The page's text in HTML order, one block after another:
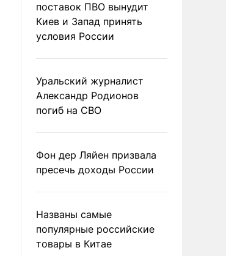
Тигран родился в семье советского режиссера Эдмонда Кеосаяна,
«Неуловимые мстители» и «Когда наступает сентябрь». На фото:
Симоньян на юбилейных чтениях журнала «Русский пионер» в
поставок ПВО вынудит
Киев и Запад принять
условия России
Уральский журналист
Александр Родионов
погиб на СВО
Фон дер Ляйен призвала
пресечь доходы России
Названы самые
популярные российские
товары в Китае